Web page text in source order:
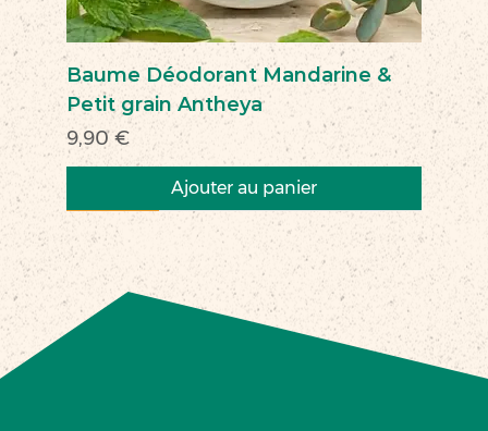
Baume Déodorant Mandarine &
Petit grain Antheya
Prix
9,90 €
Ajouter au panier
Nouveau
Nouveau
Nouveau
Nouveau
Nouveau
Nouveau
Nouveau
Nouveauté
Nouveau
Nouveau
Commerce équitable
Nouveau